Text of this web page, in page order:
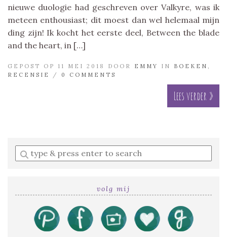
nieuwe duologie had geschreven over Valkyre, was ik
meteen enthousiast; dit moest dan wel helemaal mijn
ding zijn! Ik kocht het eerste deel, Between the blade
and the heart, in […]
GEPOST OP 11 MEI 2018 DOOR EMMY IN BOEKEN
RECENSIE
/ 0 COMMENTS
Lees verder »
Enter
a
volg mij